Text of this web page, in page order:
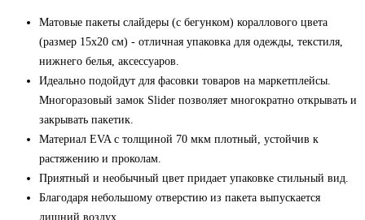
Матовые пакеты слайдеры (с бегунком) кораллового цвета
(размер 15x20 см) - отличная упаковка для одежды, текстиля,
нижнего белья, аксессуаров.
Идеально подойдут для фасовки товаров на маркетплейсы.
Многоразовый замок Slider позволяет многократно открывать и
закрывать пакетик.
Материал EVA с толщиной 70 мкм плотный, устойчив к
растяжению и проколам.
Приятный и необычный цвет придает упаковке стильный вид.
Благодаря небольшому отверстию из пакета выпускается
лишний воздух.